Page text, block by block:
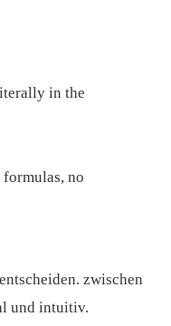
in the
no
zwischen
und intuitiv.